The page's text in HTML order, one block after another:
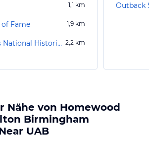
1,1 km
Fame 1,9 km
Sloss Furnaces National Historic Landmark 2,2 km
Outback
Nähe von Homewood
Birmingham
UAB